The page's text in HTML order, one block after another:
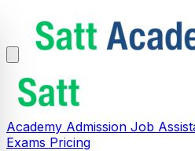
Academy Admission Job
Exams Pricing